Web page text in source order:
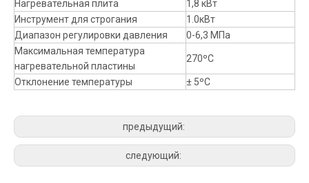
Нагревательная плита
1,8 кВт
Инструмент для строгания
1.0кВт
Диапазон регулировки давления
0-6,3 МПа
Максимальная температура
нагревательной пластины
270ºC
Отклонение температуры ± 5ºC
предыдущий:
следующий: